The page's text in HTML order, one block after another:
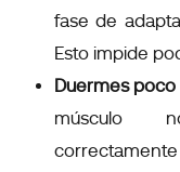
fase de
Esto impide
Duermes poco
músculo